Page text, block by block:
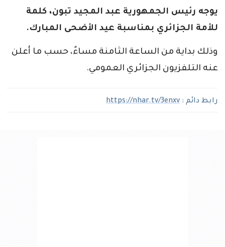
يوجه رئيس الجمهورية عبد المجيد تبون، كلمة
للأمة الجزائري بمناسبة عيد الأضحى المبارك.
وذلك بداية من الساعة الثامنة مساءً، حسب ما أعلن
عنه التلفزيون الجزائري العمومي.
رابط دائم : https://nhar.tv/3enxv